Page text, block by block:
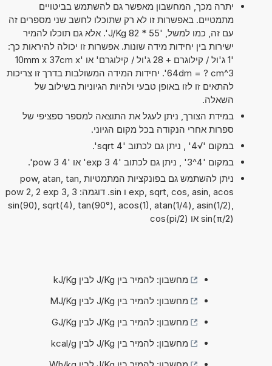
יתרה מכך, המחשבון מאפשר גם להשתמש בביטויים
מתמטיים. באפשרות זו לא רק שתוכלו לחשב שני מספרים זה
עם זה, כמו למשל, '55 * 82 J/Kg'. אלא גם תוכלו להמיר
ישירות בין יחידות מידה שונות. אפשרות זו יכולה להיראות כך:
'1 ג'ול / קילוגרם + 28 ג'ול / קילוגרם' או '10mm x 37cm x
64dm = ? cm^3'. יחידות המידה המשולבות בדרך זו צריכות
להתאים זו לזו באופן טבעי ולהיות הגיוניות בשילוב של
השאלה.
במידת הצורך, ניתן לעגל את התוצאה למספר ספציפי של
ספרות אחרי הנקודה בכל מקום הגיוני.
במקום '√4' , ניתן גם לכתוב 'sqrt 4'.
במקום '4^3' , ניתן גם לכתוב '4 exp 3' או '4 pow 3'.
ניתן להשתמש גם בפונקציות המתמטיות pow, atan, tan,
exp, sqrt, cos, asin, acos ו sin. דוגמה: 3 pow 2, 2 exp 3,
sin(90), sqrt(4), tan(90°), acos(1), atan(1/4), asin(1/2),
sin(π/2) או cos(pi/2)
מחשבון: להמיר בין J/Kg לבין kJ/Kg
מחשבון: להמיר בין J/Kg לבין MJ/Kg
מחשבון: להמיר בין J/Kg לבין GJ/Kg
מחשבון: להמיר בין J/Kg לבין kcal/g